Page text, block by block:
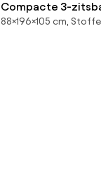
Compacte 3-
katoen, VITORIA
88×196×105 cm,